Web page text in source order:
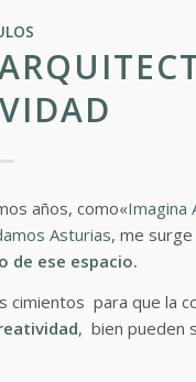
años, como«Imagina
Asturias, me surge
de ese espacio.
para que la
, bien pueden